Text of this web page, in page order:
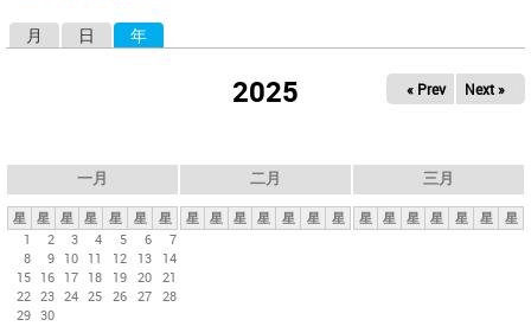
月 日 年
2025 « Prev Next »
一月
星 星 星 星 星 星
星
1
2 3 4 5 6
7
8
9 10 11 12 13
14
15 16 17 18 19 20 21
22 23 24 25 26 27 28
29 30
二月
星 星 星 星 星 星 星
三月
星 星 星 星 星 星 星